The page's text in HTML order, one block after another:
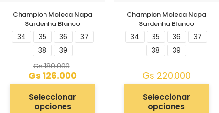
Champion Moleca Napa
Sardenha Blanco
34 35 36
37
38
39
Gs180.000
Gs 126.000
Seleccionar
opciones
Champion Moleca Napa
Sardenha Blanco
34 35 36
37
38
39
Gs 220.000
Seleccionar
opciones